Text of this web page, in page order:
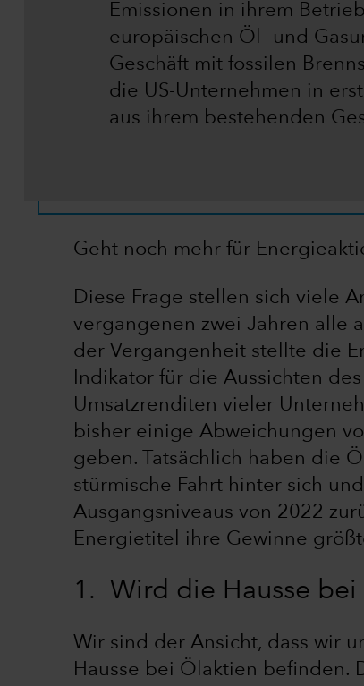
Emissionen in ihrem
europäischen Öl- und
Geschäft mit fossilen
die US-Unternehmen in
aus ihrem bestehenden
Geht noch mehr für
Diese Frage stellen sich viele
vergangenen zwei Jahren alle
der Vergangenheit stellte die
Indikator für die Aussichten
Umsatzrenditen vieler
bisher einige Abweichungen
geben. Tatsächlich haben die
stürmische Fahrt hinter sich
Ausgangsniveaus von 2022
Energietitel ihre Gewinne
1. Wird die Hausse
Wir sind der Ansicht, dass wir
Hausse bei Ölaktien befinden.